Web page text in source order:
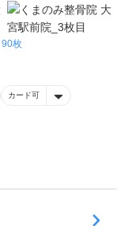
90枚
カード可